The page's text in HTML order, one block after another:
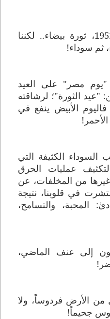
قالوا أن ثورة 23يوليو1952، ثورة بيضاء.. لكننا
ثم سوداء!
مصر" على العيد
"عيد الثورة"؛ لرشاقته
الأبيض ينفع في
السوداء الكثيفة التي
عمليات الحرق
من المخلفات، عن
في قلوبنا، نتيجة
المحبة، والتسامح،
إلى عنف الماضي،
من الأرض فردوساً، ولا
جحيماً!